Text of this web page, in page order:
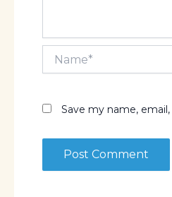
Save my name,